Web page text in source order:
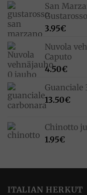
San
Gustarosso
3.95€
Nuvola
Caputo
4.50€
Guanciale
13.50€
Chinotto
1.95€
ITALIAN HERKUT